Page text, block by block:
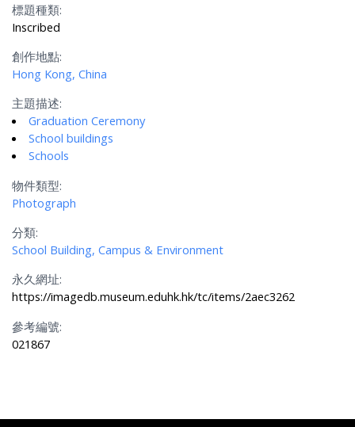
標題種類:
Inscribed
創作地點:
Hong Kong, China
主題描述:
Graduation Ceremony
School buildings
Schools
物件類型:
Photograph
分類:
School Building, Campus & Environment
永久網址:
https://imagedb.museum.eduhk.hk/tc/items/2aec3262
參考編號:
021867